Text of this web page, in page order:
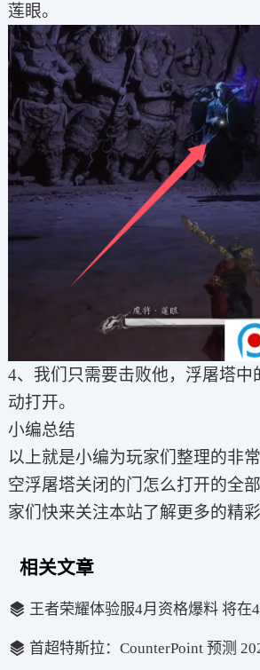
莲眼。
4、我们只需要击败他，浮屠塔中
动打开。
小编总结
以上就是小编为玩家们整理的非
空浮屠塔关闭的门怎么打开的全
家们快来关注本站了解更多的精彩
相关文章